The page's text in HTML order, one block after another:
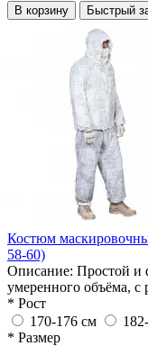
В корзину Быстрый
Костюм
58-60)
Описание: Простой и
умеренного объёма, с
* Рост
170-176 см
* Размер